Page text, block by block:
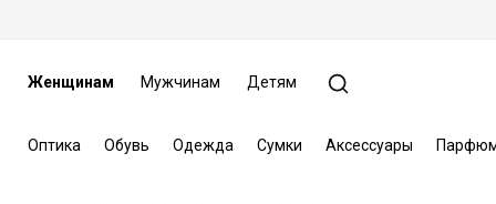
Женщинам Мужчинам Детям
Оптика Обувь Одежда Сумки Аксессуары